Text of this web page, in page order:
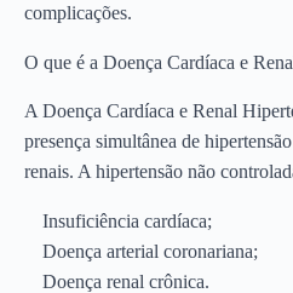
complicações.
O que é a Doença Cardíaca e
A Doença Cardíaca e Renal
presença simultânea de
renais. A hipertensão não
Insuficiência cardíaca;
Doença arterial coronariana;
Doença renal crônica.